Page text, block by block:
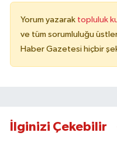
Yorum yazarak topluluk
ve tüm sorumluluğu
Haber Gazetesi hiçbir
İlginizi Çekebilir